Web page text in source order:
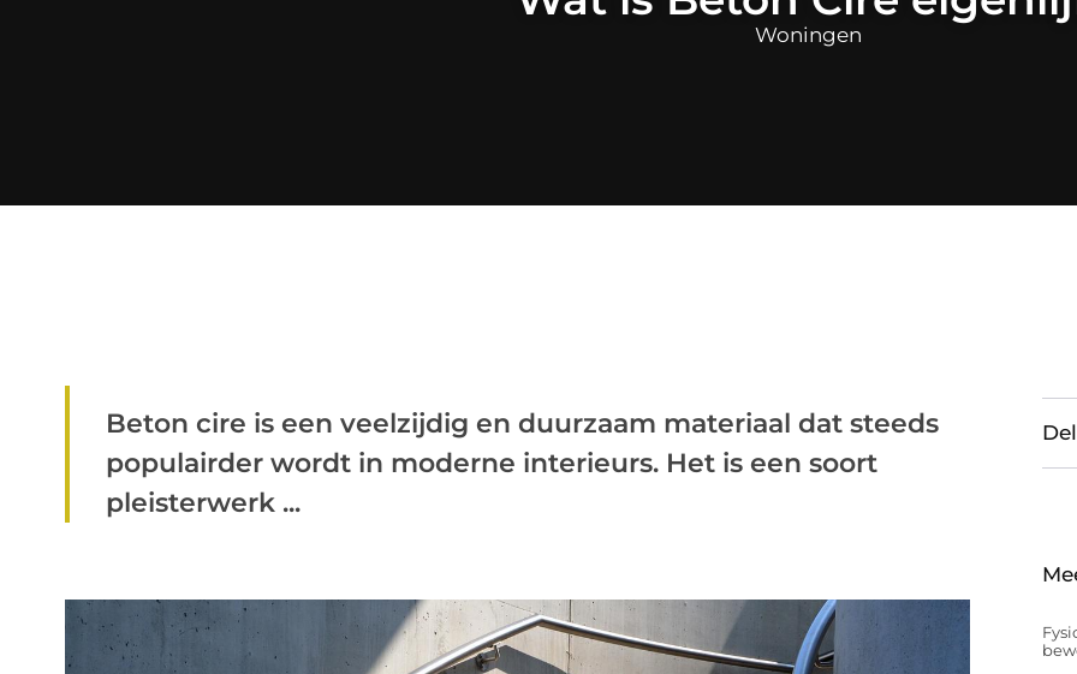
Woningen
Beton cire is een veelzijdig en duurzaam materiaal dat steeds
populairder wordt in moderne interieurs. Het is een soort
pleisterwerk ...